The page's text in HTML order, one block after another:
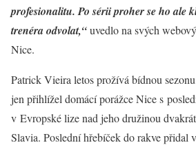
profesionalitu. Po sérii proher se ho ale
trenéra odvolat,“uvedlo na svých
Nice.
Patrick Vieira letos prožívá bídnou
jen přihlížel domácí porážce Nice s
v Evropské lize nad jeho družinou
Slavia. Poslední hřebíček do rakve přidal